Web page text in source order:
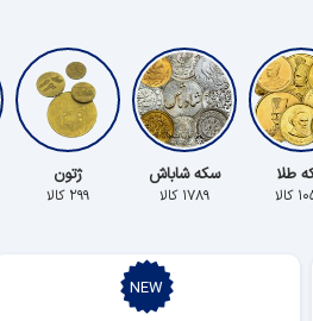
طلا سکه شاباش
۱۷۸۹ کالا
ژتون
۲۹۹ کالا